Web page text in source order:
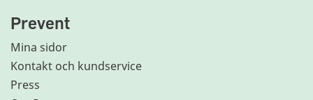
Prevent
Mina sidor
Kontakt och kundservice
Press